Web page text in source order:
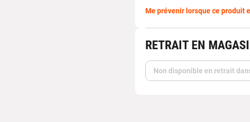
Me prévenir lorsque ce produit
RETRAIT EN
Non disponible en retrait